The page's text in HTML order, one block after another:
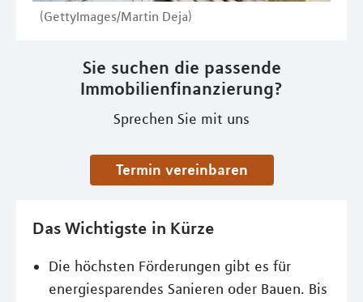
(GettyImages/Martin Deja)
Sie suchen die passende
Immobilienfinanzierung?
Sprechen Sie mit uns
Termin vereinbaren
Das Wichtigste in Kürze
Die höchsten Förderungen gibt es für
energiesparendes Sanieren oder Bauen. Bis